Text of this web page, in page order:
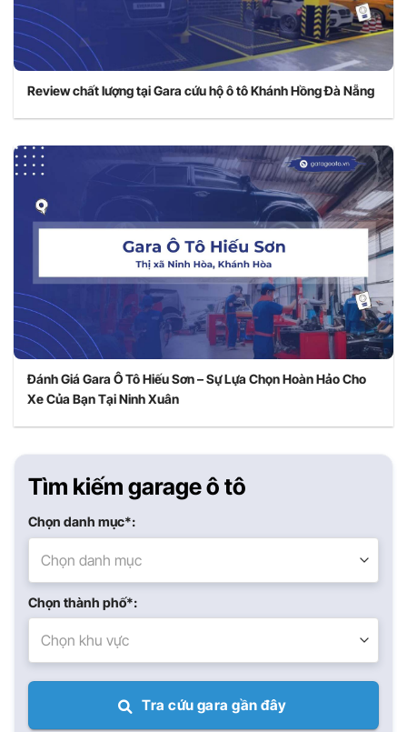
Review chất lượng tại Gara cứu hộ ô tô Khánh Hồng Đà Nẵng
Đánh Giá Gara Ô Tô Hiếu Sơn – Sự Lựa Chọn Hoàn Hảo Cho
Xe Của Bạn Tại Ninh Xuân
Tìm kiếm garage ô tô
Chọn danh mục*:
Chọn danh mục
Chọn thành phố*:
Chọn khu vực
Tra cứu gara gần đây